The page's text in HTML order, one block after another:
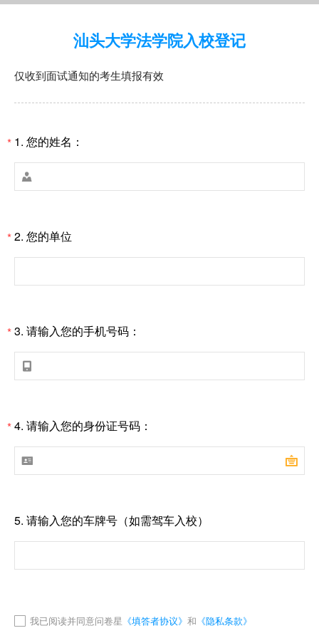
汕头大学法学院入校登记
仅收到面试通知的考生填报有效
* 1. 您的姓名：

*2. 您的单位
*3. 请输入您的手机号码：

*4. 请输入您的身份证号码：
 
5. 请输入您的车牌号（如需驾车入校）
我已阅读并同意问卷星 《填答者协议》 和 《隐私条款》